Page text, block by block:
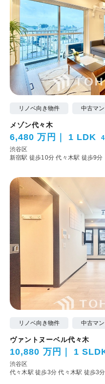
リノベ向き物件 中古マ
メゾン代々木
6,480 万円 1 LDK
渋谷区
新宿駅 徒歩10分代々木駅 徒歩9分
リノベ向き物件 中古マ
ヴァントヌーベル代々木
10,880 万円 1
渋谷区
代々木駅 徒歩3分代々木駅 徒歩3分